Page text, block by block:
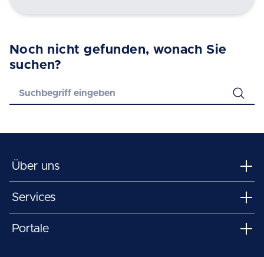
Noch nicht gefunden, wonach Sie
suchen?
Über uns
Services
Portale